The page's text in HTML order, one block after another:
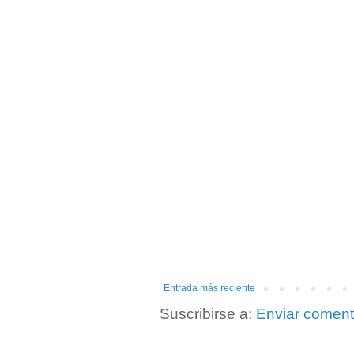
Entrada más reciente
Suscribirse a: Enviar